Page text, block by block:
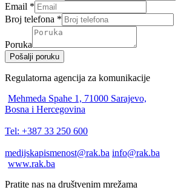
Email *
Broj telefona *
Poruka
Pošalji poruku
Regulatorna agencija za komunikacije
Mehmeda Spahe 1, 71000 Sarajevo,
Bosna i Hercegovina
Tel: +387 33 250 600
medijskapismenost@rak.ba info@rak.ba
www.rak.ba
Pratite nas na društvenim mrežama